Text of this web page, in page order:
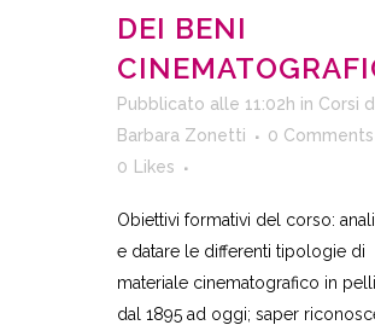
DEI BENI
Pubblicato alle 11:02h in Corsi
Barbara Zonetti
0 Comments
0
Likes
Obiettivi formativi del corso:
e datare le differenti tipologie di
materiale cinematografico in
dal 1895 ad oggi; saper